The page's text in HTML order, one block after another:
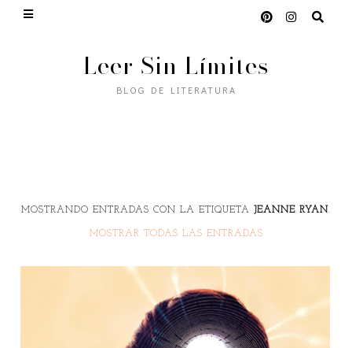
Leer Sin Límites
BLOG DE LITERATURA
MOSTRANDO ENTRADAS CON LA ETIQUETA JEANNE RYAN.
MOSTRAR TODAS LAS ENTRADAS